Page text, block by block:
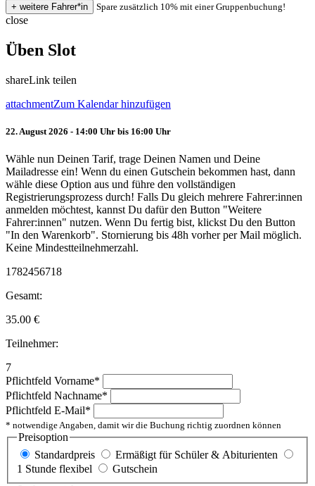
Spare zusätzlich 10% mit einer Gruppenbuchung!
close
Üben Slot
shareLink teilen
attachmentZum Kalendar hinzufügen
22. August 2026 - 14:00 Uhr bis 16:00 Uhr
Wähle nun Deinen Tarif, trage Deinen Namen und Deine
Mailadresse ein! Wenn du einen Gutschein bekommen hast, dann
wähle diese Option aus und führe den vollständigen
Registrierungsprozess durch! Falls Du gleich mehrere Fahrer:innen
anmelden möchtest, kannst Du dafür den Button "Weitere
Fahrer:innen" nutzen. Wenn Du fertig bist, klickst Du den Button
"In den Warenkorb". Stornierung bis 48h vorher per Mail möglich.
Keine Mindestteilnehmerzahl.
1782456718
Gesamt:
35.00 €
Teilnehmer:
7
Pflichtfeld Vorname*
Pflichtfeld Nachname*
Pflichtfeld E-Mail*
* notwendige Angaben, damit wir die Buchung richtig zuordnen können
Preisoption
Standardpreis
Ermäßigt für Schüler & Abiturienten
1 Stunde flexibel
Gutschein